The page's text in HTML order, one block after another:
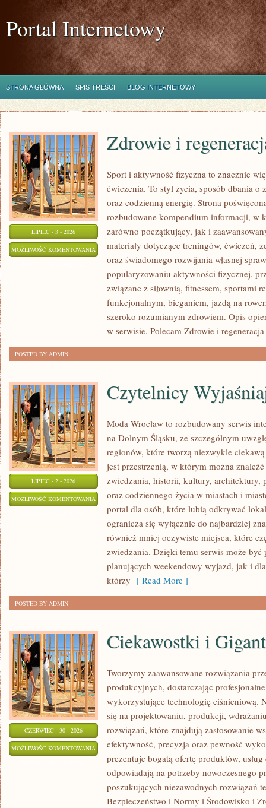
Portal Internetowy
STRONA GŁÓWNA SPIS TREŚCI BLOG INTERNETOWY
LIPIEC - 3 - 2026
MOŻLIWOŚĆ KOMENTOWANIA ZDROWIE
REGENERACJA
Zdrowie i
Sport i aktywność fizyczna to znacznie
ćwiczenia. To styl życia, sposób dbania o
oraz codzienną energię. Strona
rozbudowane kompendium informacji, w
zarówno początkujący, jak i
materiały dotyczące treningów, ćwiczeń,
oraz świadomego rozwijania własnej
popularyzowaniu aktywności fizycznej,
związane z siłownią, fitnessem, sportami
funkcjonalnym, bieganiem, jazdą na
szeroko rozumianym zdrowiem. Opis
w serwisie. Polecam Zdrowie i
POSTED BY ADMIN
LIPIEC - 2 - 2026
MOŻLIWOŚĆ KOMENTOWANIA CZYTELNICY
WYJAŚNIAJĄ
Czytelnicy
Moda Wrocław to rozbudowany serwis
na Dolnym Śląsku, ze szczególnym
regionów, które tworzą niezwykle
jest przestrzenią, w którym można
zwiedzania, historii, kultury, architektury,
oraz codziennego życia w miastach i
portal dla osób, które lubią odkrywać
ogranicza się wyłącznie do najbardziej
również mniej oczywiste miejsca, które
zwiedzania. Dzięki temu serwis może
planujących weekendowy wyjazd, jak i
którzy [ Read More ]
POSTED BY ADMIN
CZERWIEC - 30 - 2026
MOŻLIWOŚĆ KOMENTOWANIA CIEKAWOSTKI
GIGANTY
ŚWIATA
Ciekawostki i
Tworzymy zaawansowane rozwiązania
produkcyjnych, dostarczając
wykorzystujące technologię ciśnieniową.
się na projektowaniu, produkcji,
rozwiązań, które znajdują zastosowanie
efektywność, precyzja oraz pewność
prezentuje bogatą ofertę produktów,
odpowiadają na potrzeby nowoczesnego
poszukujących niezawodnych rozwiązań
Bezpieczeństwo i Normy i Środowisko i